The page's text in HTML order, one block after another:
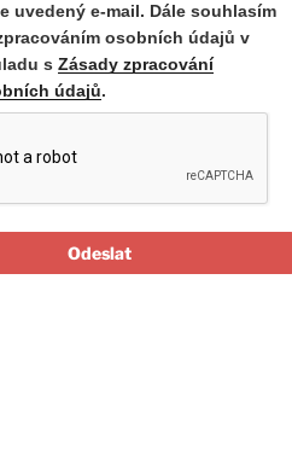
uvedený e-mail. Dále souhlasím
osobních údajů v
s Zásady zpracování
údajů.
Odeslat